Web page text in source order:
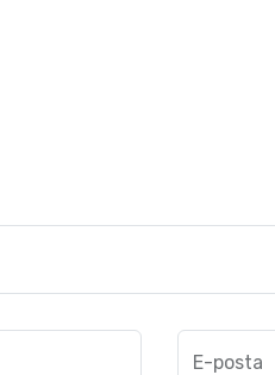
E-posta